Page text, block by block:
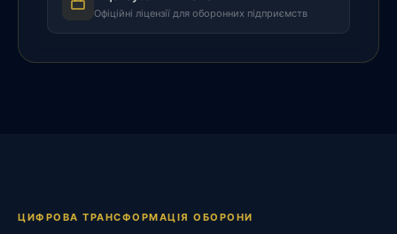
Офіційні ліцензії для оборонних підприємств
ЦИФРОВА ТРАНСФОРМАЦІЯ ОБОРОНИ